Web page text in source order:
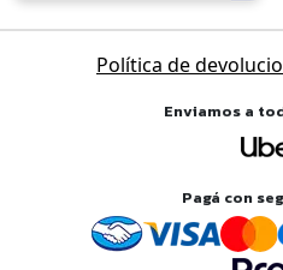
Política de
Enviamos a
Pagá con
Tu carrito
Agregá un